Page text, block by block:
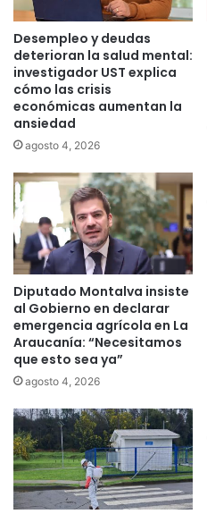
Desempleo y deudas
deterioran la salud mental:
investigador UST explica
cómo las crisis
económicas aumentan la
ansiedad
agosto 4, 2026
Diputado Montalva insiste
al Gobierno en declarar
emergencia agrícola en La
Araucanía: “Necesitamos
que esto sea ya”
agosto 4, 2026